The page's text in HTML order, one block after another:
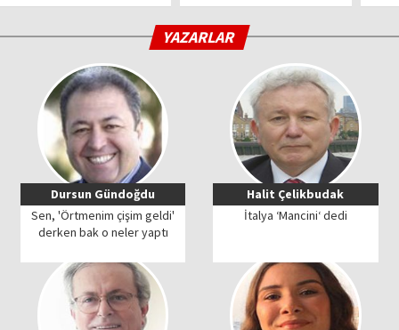
YAZARLAR
Dursun Gündoğdu
Sen, 'Örtmenim çişim geldi'
derken bak o neler yaptı
Halit Çelikbudak
İtalya ‘Mancini‘ dedi